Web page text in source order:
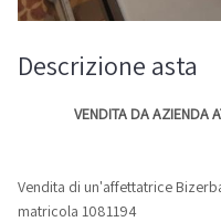
Descrizione asta
VENDITA DA AZIENDA
Vendita di un'affettatrice
matricola 1081194